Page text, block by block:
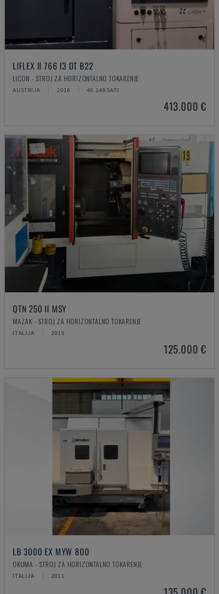
LIFLEX II 766 I3 DT B22
LICON - STROJ ZA HORIZONTALNO TOKARENJE
AUSTRIJA 2016 40.148 SATI
413.000 €
QTN 250 II MSY
MAZAK - STROJ ZA HORIZONTALNO TOKARENJE
ITALIJA 2015
125.000 €
LB 3000 EX MYW 800
OKUMA - STROJ ZA HORIZONTALNO TOKARENJE
ITALIJA 2011